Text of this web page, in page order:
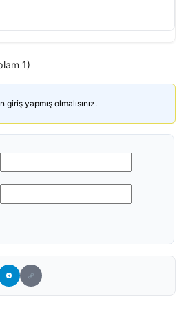
1)
yapmış olmalısınız.